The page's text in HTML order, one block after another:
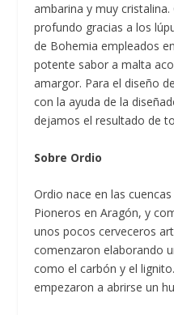
ambarina y muy
profundo gracias a los
de Bohemia empleados
potente sabor a malta
amargor. Para el diseño
con la ayuda de la
dejamos el resultado de
Sobre Ordio
Ordio nace en las
Pioneros en Aragón, y
unos pocos cerveceros
comenzaron elaborando
como el carbón y el
empezaron a abrirse un